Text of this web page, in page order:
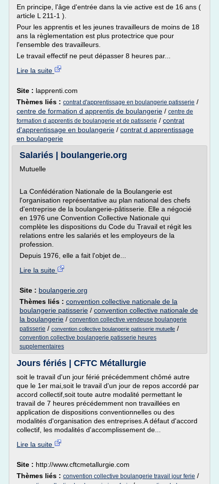
En principe, l'âge d'entrée dans la vie active est de 16 ans (
article L 211-1 ).
Pour les apprentis et les jeunes travailleurs de moins de 18
ans la règlementation est plus protectrice que pour
l'ensemble des travailleurs.
Le travail effectif ne peut dépasser 8 heures par...
Lire la suite
Site : lapprenti.com
Thèmes liés : contrat d'apprentissage en boulangerie patisserie /
centre de formation d apprentis de boulangerie / centre de
formation d apprentis de boulangerie et de patisserie / contrat
d'apprentissage en boulangerie / contrat d apprentissage
en boulangerie
Salariés | boulangerie.org
Mutuelle
La Confédération Nationale de la Boulangerie est
l'organisation représentative au plan national des chefs
d'entreprise de la boulangerie-pâtisserie. Elle a négocié
en 1976 une Convention Collective Nationale qui
complète les dispositions du Code du Travail et régit les
relations entre les salariés et les employeurs de la
profession.
Depuis 1976, elle a fait l'objet de...
Lire la suite
Site : boulangerie.org
Thèmes liés : convention collective nationale de la
boulangerie patisserie / convention collective nationale de
la boulangerie / convention collective vendeuse boulangerie
patisserie / convention collective boulangerie patisserie mutuelle /
convention collective boulangerie patisserie heures
supplementaires
Jours fériés | CFTC Métallurgie
soit le travail d'un jour férié précédemment chômé autre
que le 1er mai,soit le travail d'un jour de repos accordé par
accord collectif,soit toute autre modalité permettant le
travail de 7 heures précédemment non travaillées en
application de dispositions conventionnelles ou des
modalités d'organisation des entreprises.A défaut d'accord
collectif, les modalités d'accomplissement de...
Lire la suite
Site : http://www.cftcmetallurgie.com
Thèmes liés : convention collective boulangerie travail jour ferie /